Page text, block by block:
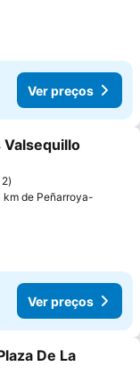
Ver preços
favoritos
2
km de Peñarroya-
Ver preços
favoritos
De La